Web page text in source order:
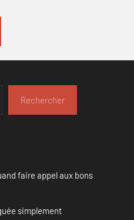
Rechercher
faire appel aux bons
simplement